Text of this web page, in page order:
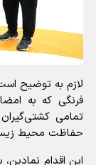
لازم به توضیح
فرنگی که به
تمامی کشتی‌گیران
حفاظت محیط
این اقدام